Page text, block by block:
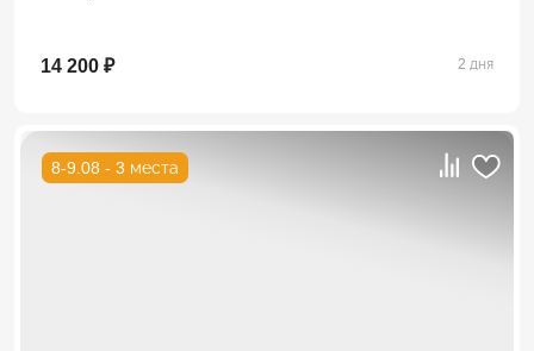
14 200 ₽ 2 дня
8-9.08 - 3 места